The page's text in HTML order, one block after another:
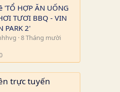
'TỔ HỢP ĂN UỐNG
TƯƠI BBQ - VIN
PARK 2'
8 Tháng mười
trực tuyến